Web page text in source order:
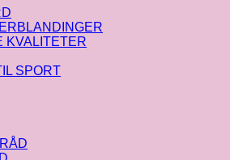
KVALITETER
SPORT